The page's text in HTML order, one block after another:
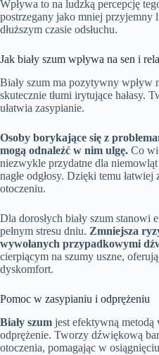
Wpływa to na ludzką percepcję
postrzegany jako mniej
dłuższym czasie odsłuchu.
Jak biały szum wpływa na sen i
Biały szum ma pozytywny wpływ
skutecznie tłumi irytujące hałasy.
ułatwia zasypianie.
Osoby borykające się z
mogą odnaleźć w nim ulgę. Co
niezwykle przydatne dla
nagłe odgłosy. Dzięki temu
otoczeniu.
Dla dorosłych biały szum stanowi
pełnym stresu dniu. Zmniejsza
wywołanych przypadkowymi
cierpiącym na szumy uszne,
dyskomfort.
Pomoc w zasypianiu i odprężeniu
Biały szum jest efektywną metodą
odprężenie. Tworzy dźwiękową
otoczenia, pomagając w